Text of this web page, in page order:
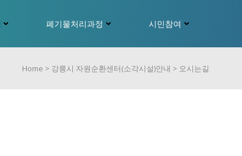
폐기물처리과정 시민참여
Home > 강릉시 자원순환센터(소각시설)안내 > 오시는길